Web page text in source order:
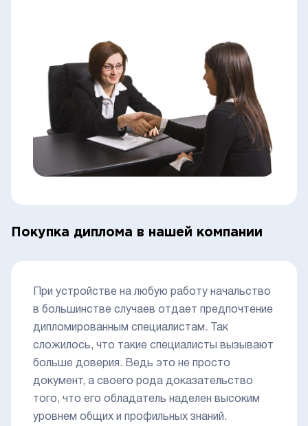
Покупка диплома в нашей компании
При устройстве на любую работу начальство
в большинстве случаев отдает предпочтение
дипломированным специалистам. Так
сложилось, что такие специалисты вызывают
больше доверия. Ведь это не просто
документ, а своего рода доказательство
того, что его обладатель наделен высоким
уровнем общих и профильных знаний.